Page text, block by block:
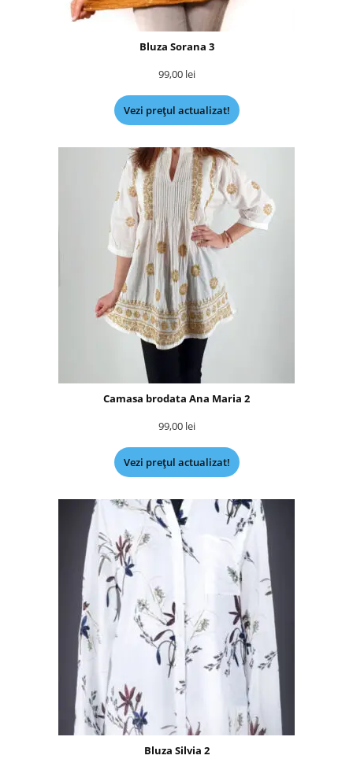
Bluza Sorana 3
99,00 lei
Vezi prețul actualizat!
Camasa brodata Ana Maria 2
99,00 lei
Vezi prețul actualizat!
Bluza Silvia 2